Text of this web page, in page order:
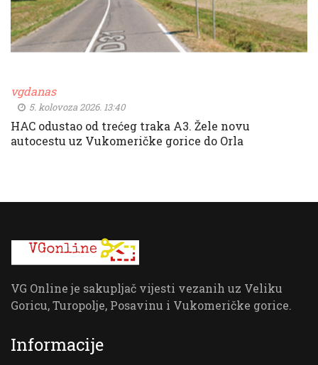
vgdanas
5. kolovoza 2026. 13:40
HAC odustao od trećeg traka A3. Žele novu
autocestu uz Vukomeričke gorice do Orla
VG Online je sakupljač vijesti vezanih uz Veliku
Goricu, Turopolje, Posavinu i Vukomeričke gorice.
Informacije